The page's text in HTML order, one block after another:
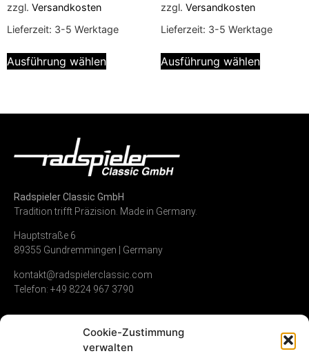
Cookie-Zustimmung
verwalten
zzgl. Versandkosten
Lieferzeit: 3-5 Werktage
Ausführung wählen
zzgl. Versandkosten
Lieferzeit: 3-5 Werktage
Ausführung wählen
Radspieler Classic GmbH
Tradition trifft Präzision. Made in Germany.
Hauptstraße 6
89355 Gundremmingen | Germany
kontakt@radspielerclassic.com
Telefon: +49 8224 967 3790
Zündverteiler Shop